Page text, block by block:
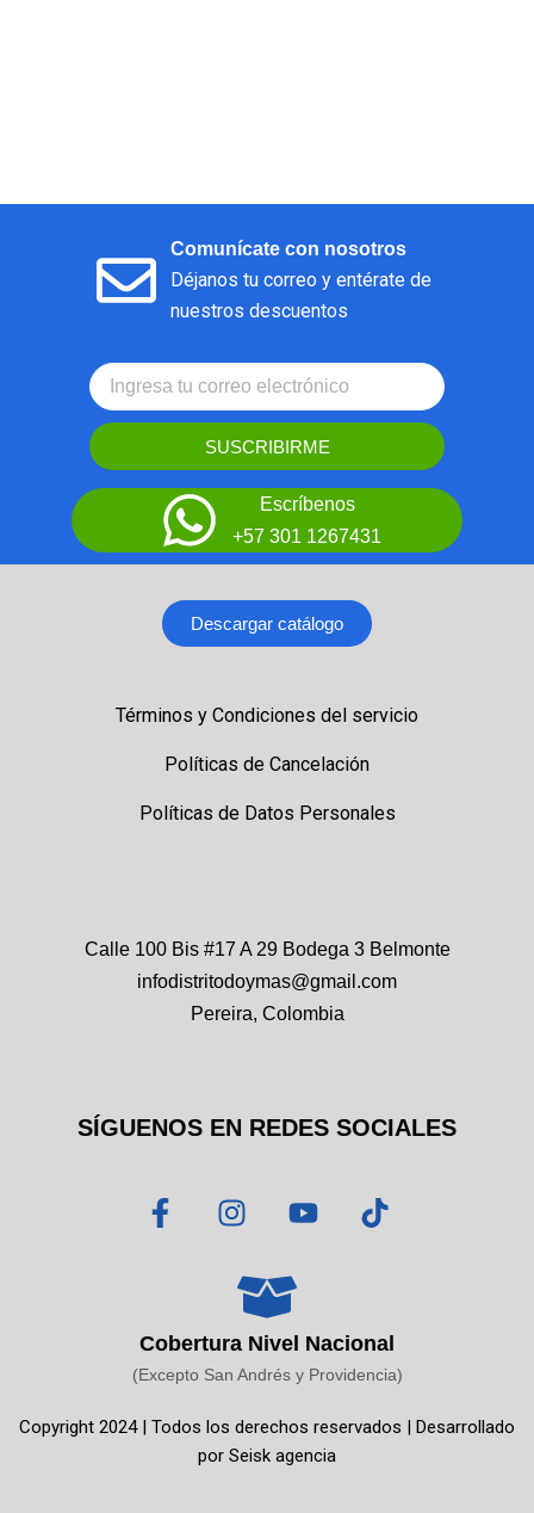
Comunícate con nosotros
Déjanos tu correo y entérate de
nuestros descuentos
SUSCRIBIRME
Escríbenos
+57 301 1267431
Descargar catálogo
Términos y Condiciones del servicio
Políticas de Cancelación
Políticas de Datos Personales
Calle 100 Bis #17 A 29 Bodega 3 Belmonte
infodistritodoymas@gmail.com
Pereira, Colombia
SÍGUENOS EN REDES SOCIALES
F
a
o
o
-
I
n
t
a
g
r
m
Y
o
b
e
T
i
k
Cobertura Nivel Nacional
(Excepto San Andrés y Providencia)
Copyright 2024 | Todos los derechos reservados | Desarrollado
por Seisk agencia